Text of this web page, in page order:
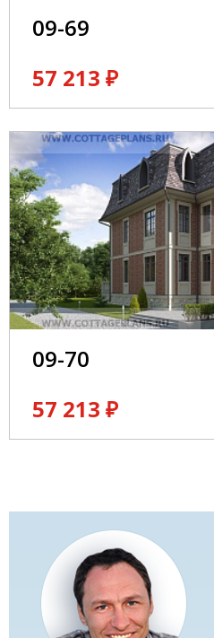
09-69
57 213 ₽
09-70
57 213 ₽